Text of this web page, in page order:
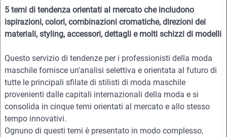
5 temi di tendenza orientati al mercato che includono
ispirazioni, colori, combinazioni cromatiche, direzioni dei
materiali, styling, accessori, dettagli e molti schizzi di modelli
Questo servizio di tendenze per i professionisti della moda
maschile fornisce un'analisi selettiva e orientata al futuro di
tutte le principali sfilate di stilisti di moda maschile
provenienti dalle capitali internazionali della moda e si
consolida in cinque temi orientati al mercato e allo stesso
tempo innovativi.
Ognuno di questi temi è presentato in modo complesso,